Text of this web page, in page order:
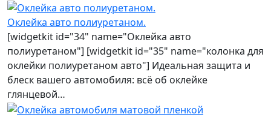
Оклейка авто полиуретаном.
[widgetkit id="34" name="Оклейка авто
полиуретаном"] [widgetkit id="35" name="колонка для
оклейки полиуретаном авто"] Идеальная защита и
блеск вашего автомобиля: всё об оклейке
глянцевой…